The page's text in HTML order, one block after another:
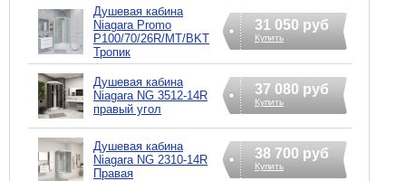
Душевая кабина
Niagara Promo
P100/70/26R/MT/BKT
Тропик
31 050 руб
Купить
Душевая кабина
Niagara NG 3512-14R
правый угол
37 080 руб
Купить
Душевая кабина
Niagara NG 2310-14R
Правая
38 700 руб
Купить